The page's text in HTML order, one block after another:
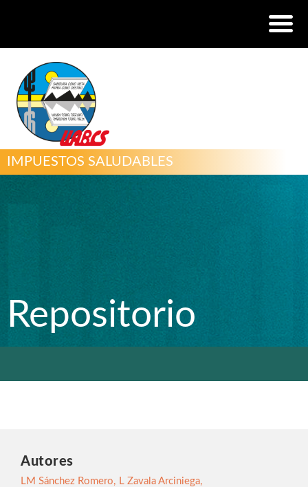
IMPUESTOS SALUDABLES
Repositorio
Autores
LM Sánchez Romero, L Zavala Arciniega,